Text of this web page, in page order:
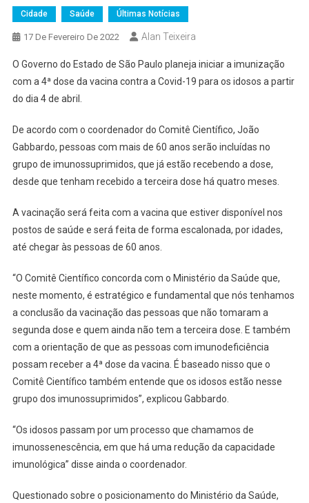
Cidade Saúde Últimas Notícias
17 De Fevereiro De 2022 Alan Teixeira
O Governo do Estado de São Paulo planeja iniciar a imunização
com a 4ª dose da vacina contra a Covid-19 para os idosos a partir
do dia 4 de abril.
De acordo com o coordenador do Comitê Científico, João
Gabbardo, pessoas com mais de 60 anos serão incluídas no
grupo de imunossuprimidos, que já estão recebendo a dose,
desde que tenham recebido a terceira dose há quatro meses.
A vacinação será feita com a vacina que estiver disponível nos
postos de saúde e será feita de forma escalonada, por idades,
até chegar às pessoas de 60 anos.
“O Comitê Científico concorda com o Ministério da Saúde que,
neste momento, é estratégico e fundamental que nós tenhamos
a conclusão da vacinação das pessoas que não tomaram a
segunda dose e quem ainda não tem a terceira dose. E também
com a orientação de que as pessoas com imunodeficiência
possam receber a 4ª dose da vacina. É baseado nisso que o
Comitê Científico também entende que os idosos estão nesse
grupo dos imunossuprimidos”, explicou Gabbardo.
“Os idosos passam por um processo que chamamos de
imunossenescência, em que há uma redução da capacidade
imunológica” disse ainda o coordenador.
Questionado sobre o posicionamento do Ministério da Saúde,